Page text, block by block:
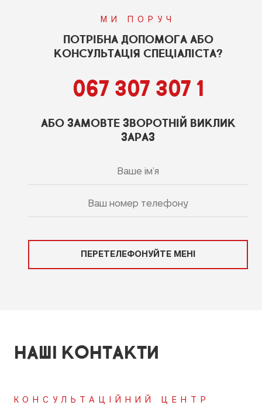
МИ ПОРУЧ
ПОТРІБНА ДОПОМОГА АБО
КОНСУЛЬТАЦІЯ СПЕЦІАЛІСТА?
067 307 307 1
АБО ЗАМОВТЕ ЗВОРОТНІЙ ВИКЛИК
ЗАРАЗ
ПЕРЕТЕЛЕФОНУЙТЕ МЕНІ
НАШІ КОНТАКТИ
КОНСУЛЬТАЦІЙНИЙ ЦЕНТР